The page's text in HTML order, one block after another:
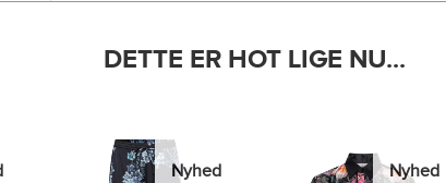
DETTE ER HOT LIGE NU...